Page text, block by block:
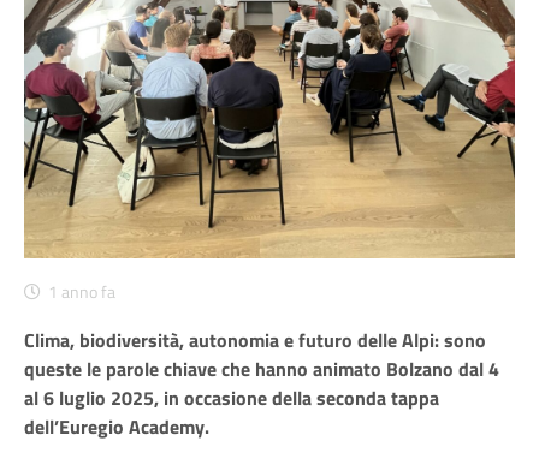
1 anno fa
Clima, biodiversità, autonomia e futuro delle Alpi: sono
queste le parole chiave che hanno animato Bolzano dal 4
al 6 luglio 2025, in occasione della seconda tappa
dell’Euregio Academy.